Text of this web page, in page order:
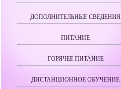
ДОПОЛНИТЕЛЬНЫЕ СВЕДЕНИЯ
ПИТАНИЕ
ГОРЯЧЕЕ ПИТАНИЕ
ДИСТАНЦИОННОЕ ОБУЧЕНИЕ